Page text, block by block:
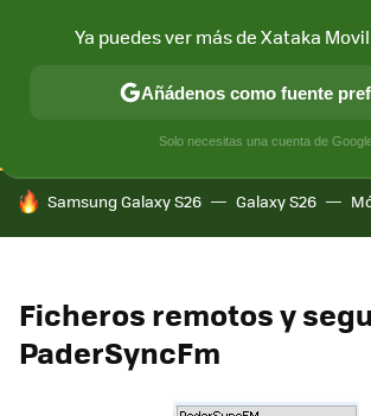
CONECTIVIDAD MÓVIL Y SOCIEDAD
HOY SE HABLA DE
Samsung Galaxy S26 Galaxy S26
Ficheros remotos y
PaderSyncFm
Ya puedes ver más de Xataka
Añádenos como fuente
Solo necesitas una cuenta de